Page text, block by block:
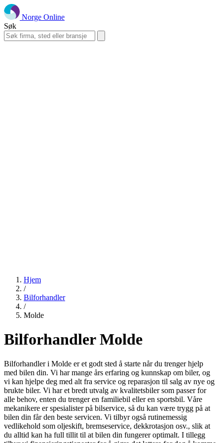
Norge Online
Søk
Hjem
/
Bilforhandler
/
Molde
Bilforhandler Molde
Bilforhandler i Molde er et godt sted å starte når du trenger hjelp
med bilen din. Vi har mange års erfaring og kunnskap om biler, og
vi kan hjelpe deg med alt fra service og reparasjon til salg av nye og
brukte biler. Vi har et bredt utvalg av kvalitetsbiler som passer for
alle behov, enten du trenger en familiebil eller en sportsbil. Våre
mekanikere er spesialister på bilservice, så du kan være trygg på at
bilen din får den beste servicen. Vi tilbyr også rutinemessig
vedlikehold som oljeskift, bremseservice, dekkrotasjon osv., slik at
du alltid kan ha full tillit til at bilen din fungerer optimalt. I tillegg